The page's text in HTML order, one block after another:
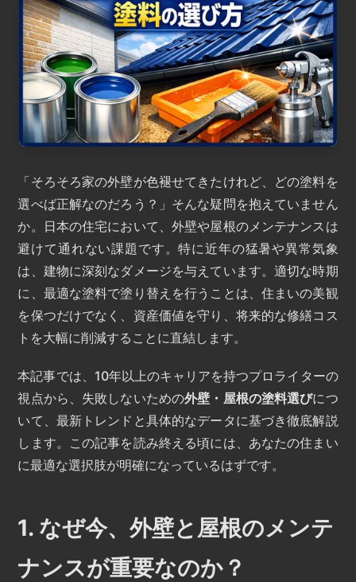
「そろそろ家の外壁が色褪せてきたけれど、どの塗料を
選べば正解なのだろう？」そんな疑問を抱えていません
か。日本の住宅において、外壁や屋根のメンテナンスは
避けて通れない課題です。特に近年の猛暑や異常気象
は、建物に深刻なダメージを与えています。適切な時期
に、最適な塗料で塗り替えを行うことは、住まいの美観
を保つだけでなく、資産価値を守り、将来的な修繕コス
トを大幅に削減することに直結します。
本記事では、10年以上のキャリアを持つプロライターの
視点から、失敗しないための外壁・屋根の塗料選びにつ
いて、最新トレンドと具体的なデータに基づき徹底解説
します。この記事を読み終える頃には、あなたの住まい
に最適な選択肢が明確になっているはずです。
1. なぜ今、外壁と屋根のメンテ
ナンスが重要なのか？